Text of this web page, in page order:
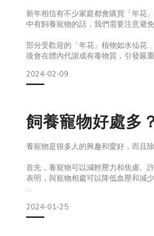
新年相信有不少家庭都會購買「年花
中有飼養寵物的話，我們需要注意避
部分受歡迎的「年花」植物如水仙花
後會在體內代謝成有毒物質，引發嚴
2024-02-09
飼養寵物好處多
養寵物是很多人的興趣和愛好，而且
首先，養寵物可以減輕壓力和焦慮。
表明，與寵物相處可以降低血壓和減
以幫助人們建立更多的社交連結。例
大
2024-01-25